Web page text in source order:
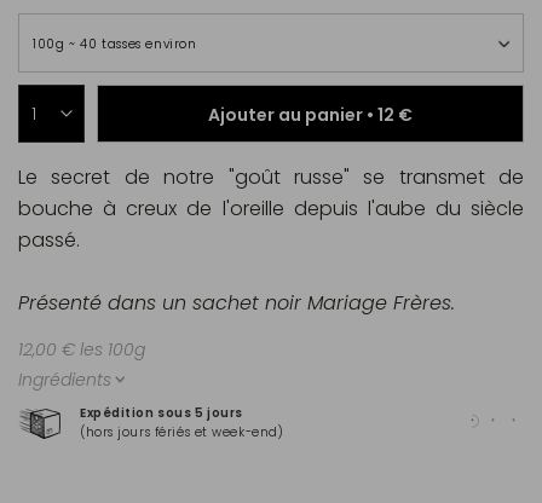
100g ~ 40 tasses environ
Ajouter au panier • 12 €
Expédition sous 5 jours
(hors jours fériés et week-end)
Le secret de notre "goût russe" se transmet de
bouche à creux de l'oreille depuis l'aube du siècle
passé.
Présenté dans un sachet noir Mariage Frères.
12,00 € les 100g
Ingrédients